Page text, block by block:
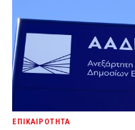
ΕΠΙΚΑΙΡΟΤΗΤΑ